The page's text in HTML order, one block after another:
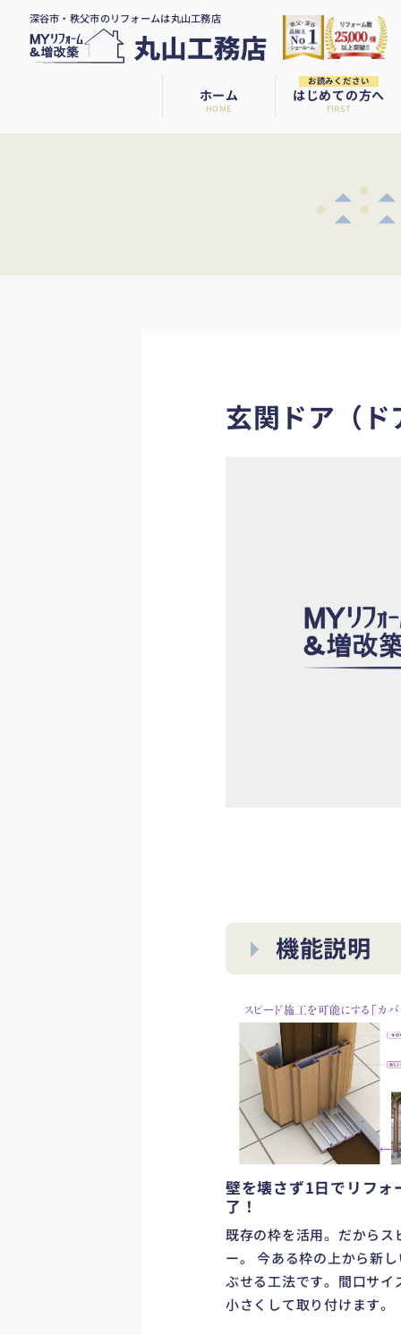
深谷市・秩父市のリフォームは丸山工務店
ホーム
HOME
お読みください
はじめての方へ
FIRST
玄関ドア（
機能説明
壁を壊さず1日でリフォ
了！
既存の枠を活用。だからス
ー。 今ある枠の上から新
ぶせる工法です。間口サイ
小さくして取り付けます。